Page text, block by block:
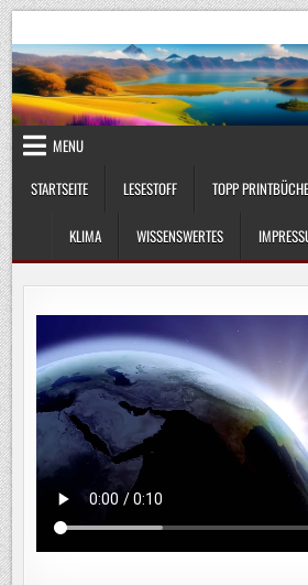
Skip
to
content
UmweltKlima.com
MENU
STARTSEITE
LESESTOFF TOPP
KLIMA WISSENSWERTES